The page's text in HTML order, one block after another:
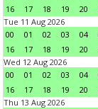
16
17 18 19 20
Tue 11 Aug 2026
00
01 02 03 04
16
17 18 19 20
Wed 12 Aug 2026
00
01 02 03 04
16
17 18 19 20
Thu 13 Aug 2026